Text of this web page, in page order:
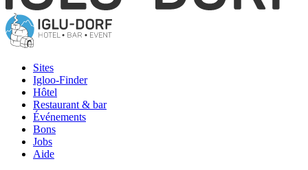
Sites
Igloo-Finder
Hôtel
Restaurant & bar
Événements
Bons
Jobs
Aide